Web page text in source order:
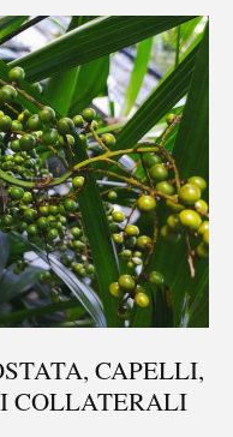
CAPELLI,
COLLATERALI